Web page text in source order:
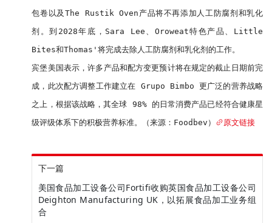
包卷以及The Rustik Oven产品将不再添加人工防腐剂和乳化
剂。到2028年底，Sara Lee、Oroweat特色产品、Little
Bites和Thomas'将完成去除人工防腐剂和乳化剂的工作。
宾堡美国表示，许多产品和配方变更预计将在规定的截止日期前完
成，此次配方调整工作建立在 Grupo Bimbo 更广泛的营养战略
之上，根据该战略，其全球 98% 的日常消费产品已经符合健康星
级评级体系下的积极营养标准。（来源：Foodbev）
原文链接
下一篇
美国食品加工设备公司Fortifi收购英国食品加工设备公司
Deighton Manufacturing UK，以拓展食品加工业务组
合